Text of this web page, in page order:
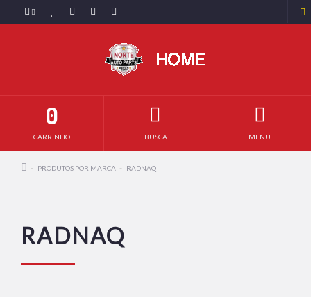
MENU
BUSCA
0
CARRINHO
PRODUTOS POR MARCA RADNAQ
RADNAQ